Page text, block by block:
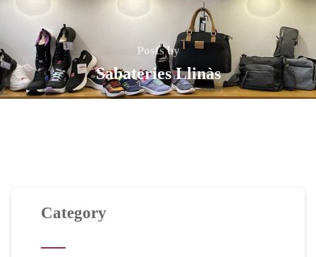
Posts by
Sabateries Llinàs
Category